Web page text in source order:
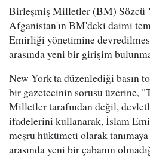
Birleşmiş Milletler (BM) Sözcü
Afganistan'ın BM'deki daimi
Emirliği yönetimine
arasında yeni bir girişim
New York'ta düzenlediği basın
bir gazetecinin sorusu üzerine,
Milletler tarafından değil,
ifadelerini kullanarak, İslam
meşru hükümeti olarak
arasında yeni bir çabanın